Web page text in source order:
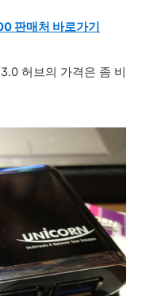
판매처 바로가기
허브의 가격은 좀 비